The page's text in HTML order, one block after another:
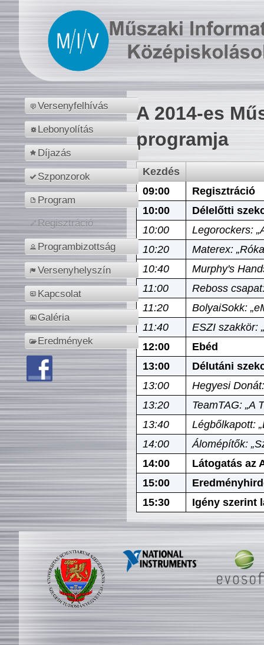
Versenyfelhívás
Lebonyolítás
Díjazás
Szponzorok
Program
Regisztráció
Programbizottság
Versenyhelyszín
Kapcsolat
Galéria
Eredmények
A 2014-es
programja
Kezdés
09:00
Regisztráció
10:00
Délelőtti
10:00
Legorockers:
10:20
Materex:
10:40
Murphy's
11:00
Reboss
11:20
BolyaiSokk:
11:40
ESZI szakkör:
12:00
Ebéd
13:00
Délutáni
13:00
Hegyesi
13:20
TeamTAG: „A
13:40
Légbőlkapott:
14:00
Álomépítők:
14:00
Látogatás az
15:00
15:30
Igény szerint